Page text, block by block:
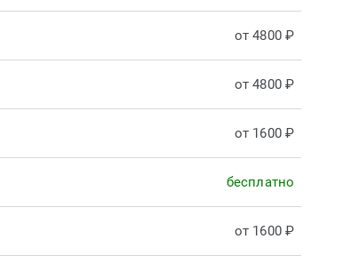
от 4800 ₽
от 4800 ₽
от 1600 ₽
бесплатно
от 1600 ₽